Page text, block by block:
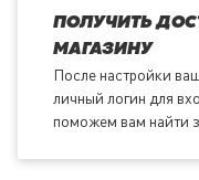
ПОЛУЧИТЬ
МАГАЗИНУ
После настройки
личный логин для
поможем вам найти